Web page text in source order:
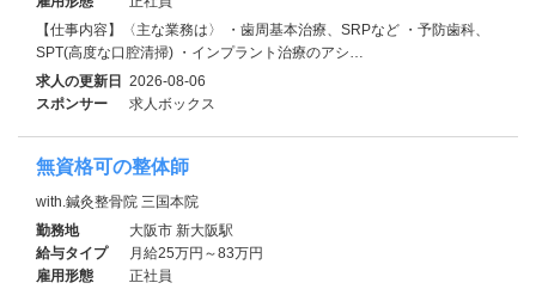
【仕事内容】〈主な業務は〉 ・歯周基本治療、SRPなど ・予防歯科、
SPT(高度な口腔清掃) ・インプラント治療のアシ…
求人の更新日 2026-08-06
スポンサー
求人ボックス
無資格可の整体師
with.鍼灸整骨院 三国本院
勤務地
大阪市 新大阪駅
給与タイプ
月給25万円～83万円
雇用形態
正社員